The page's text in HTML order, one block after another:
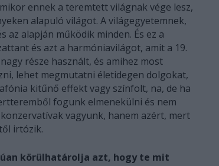
ennek a teremtett világnak vége lesz,
alapuló világot. A világegyetemnek,
az alapján működik minden. És ez a
és azt a harmóniavilágot, amit a 19.
része használt, és amihez most
lehet megmutatni életidegen dolgokat,
kitűnő effekt vagy színfolt, na, de ha
fogunk elmenekülni és nem
vagyunk, hanem azért, mert
irtózik.
körülhatárolja azt, hogy te mit